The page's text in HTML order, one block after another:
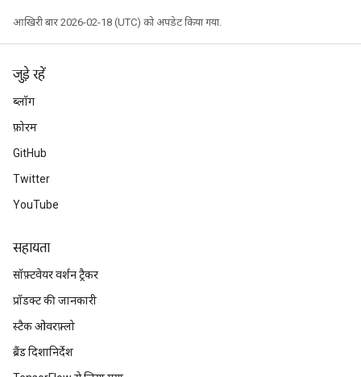
आखिरी बार 2026-02-18 (UTC) को अपडेट किया गया.
जुड़े रहें
ब्लॉग
फ़ोरम
GitHub
Twitter
YouTube
सहायता
सॉफ़्टवेयर वर्शन ट्रैकर
प्रॉडक्ट की जानकारी
स्टैक ओवरफ़्लो
ब्रैंड दिशानिर्देश